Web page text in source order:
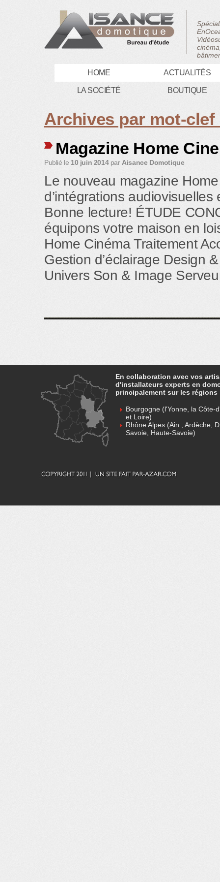
HOME ACTUALITÉS
LA SOCIÉTÉ BOUTIQUE
Archives par mot-
Magazine Home
Publié le 10 juin 2014 par Aisance Domotique
Le nouveau magazine
d’intégrations
Bonne lecture! ÉTUDE
équipons votre maison en
Home Cinéma Traitement
Gestion d’éclairage Design
Univers Son & Image
En collaboration avec vos
d'installateurs experts en
principalement sur les régions
Bourgogne (l'Yonne, la Côte-
et Loire)
Rhône Alpes (Ain , Ardèche,
Savoie, Haute-Savoie)